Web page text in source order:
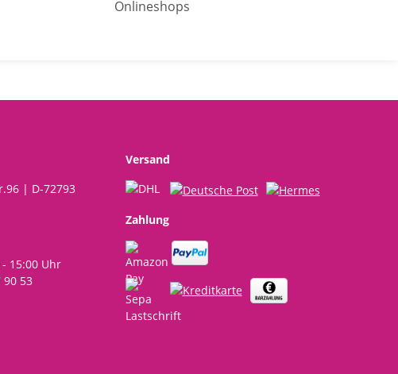
Onlineshops
| D-72793
15:00 Uhr
90 53
Versand
Zahlung